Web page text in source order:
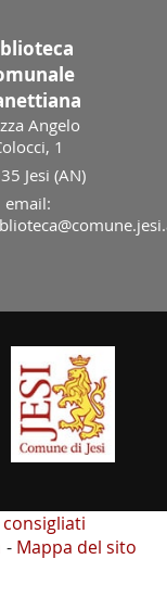
Angelo
1
Jesi (AN)
email:
Mappa del sito